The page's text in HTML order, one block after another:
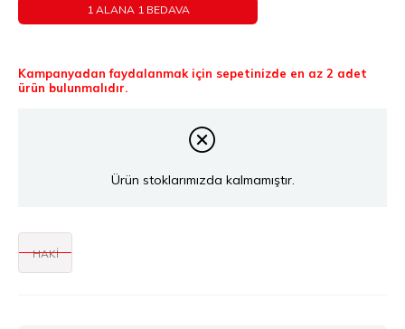
1 ALANA 1 BEDAVA
Kampanyadan faydalanmak için sepetinizde en az 2 adet
ürün bulunmalıdır.
Ürün stoklarımızda kalmamıştır.
HAKİ